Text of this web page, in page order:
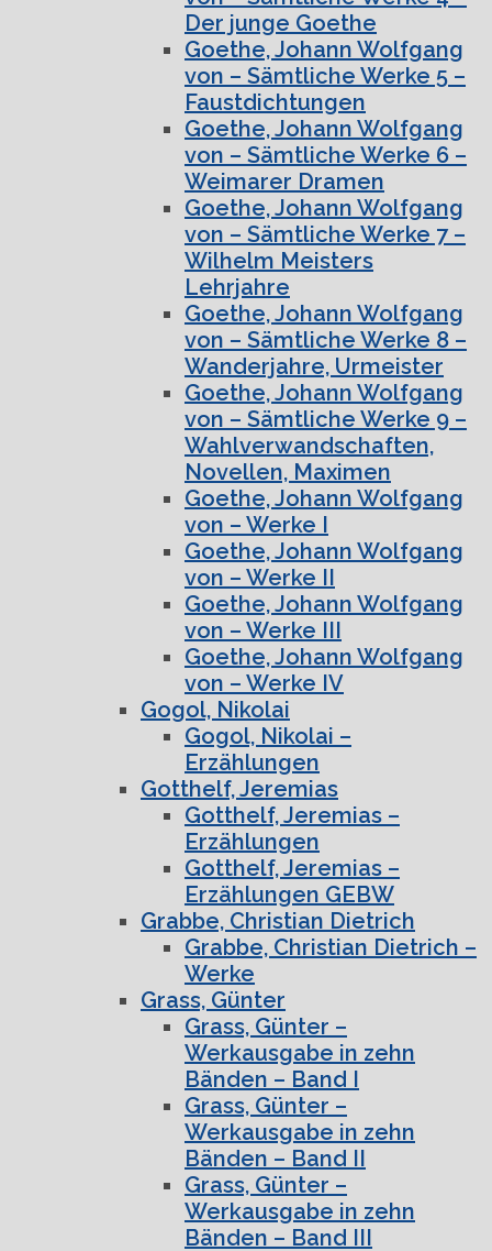
Der junge Goethe
Goethe, Johann Wolfgang
von – Sämtliche Werke 5 –
Faustdichtungen
Goethe, Johann Wolfgang
von – Sämtliche Werke 6 –
Weimarer Dramen
Goethe, Johann Wolfgang
von – Sämtliche Werke 7 –
Wilhelm Meisters
Lehrjahre
Goethe, Johann Wolfgang
von – Sämtliche Werke 8 –
Wanderjahre, Urmeister
Goethe, Johann Wolfgang
von – Sämtliche Werke 9 –
Wahlverwandschaften,
Novellen, Maximen
Goethe, Johann Wolfgang
von – Werke I
Goethe, Johann Wolfgang
von – Werke II
Goethe, Johann Wolfgang
von – Werke III
Goethe, Johann Wolfgang
von – Werke IV
Gogol, Nikolai
Gogol, Nikolai –
Erzählungen
Gotthelf, Jeremias
Gotthelf, Jeremias –
Erzählungen
Gotthelf, Jeremias –
Erzählungen GEBW
Grabbe, Christian Dietrich
Grabbe, Christian Dietrich –
Werke
Grass, Günter
Grass, Günter –
Werkausgabe in zehn
Bänden – Band I
Grass, Günter –
Werkausgabe in zehn
Bänden – Band II
Grass, Günter –
Werkausgabe in zehn
Bänden – Band III